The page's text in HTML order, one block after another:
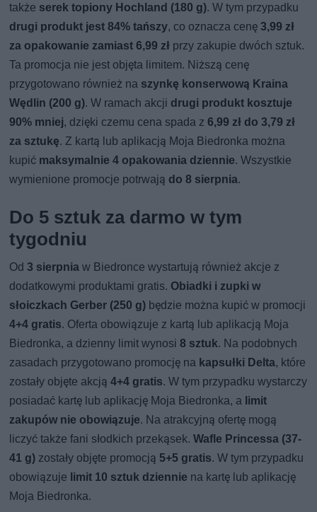
także serek topiony Hochland (180 g). W tym przypadku
drugi produkt jest 84% tańszy, co oznacza cenę3,99 zł
za opakowanie zamiast 6,99 zł przy zakupie dwóch sztuk.
Ta promocja nie jest objęta limitem. Niższą cenę
przygotowano również na szynkę konserwową Kraina
Wędlin (200 g). W ramach akcji drugi produkt kosztuje
90% mniej, dzięki czemu cena spada z6,99 zł do 3,79 zł
za sztukę. Z kartą lub aplikacją Moja Biedronka można
kupić maksymalnie 4 opakowania dziennie. Wszystkie
wymienione promocje potrwają do 8 sierpnia.
Do 5 sztuk za darmo w tym
tygodniu
Od3 sierpnia w Biedronce wystartują również akcje z
dodatkowymi produktami gratis. Obiadki i zupki w
słoiczkach Gerber (250 g) będzie można kupić w promocji
4+4 gratis. Oferta obowiązuje z kartą lub aplikacją Moja
Biedronka, a dzienny limit wynosi8 sztuk. Na podobnych
zasadach przygotowano promocję na kapsułki Delta, które
zostały objęte akcją4+4 gratis. W tym przypadku wystarczy
posiadać kartę lub aplikację Moja Biedronka, a limit
zakupów nie obowiązuje. Na atrakcyjną ofertę mogą
liczyć także fani słodkich przekąsek.Wafle Princessa (37-
41 g) zostały objęte promocją 5+5 gratis. W tym przypadku
obowiązuje limit 10 sztuk dziennie na kartę lub aplikację
Moja Biedronka.